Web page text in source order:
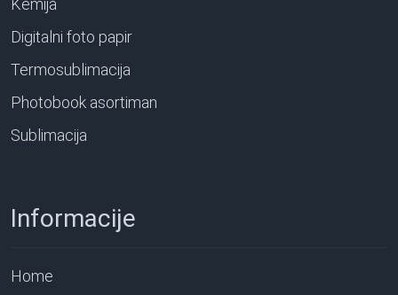
Kemija
Digitalni foto papir
Termosublimacija
Photobook asortiman
Sublimacija
Informacije
Home